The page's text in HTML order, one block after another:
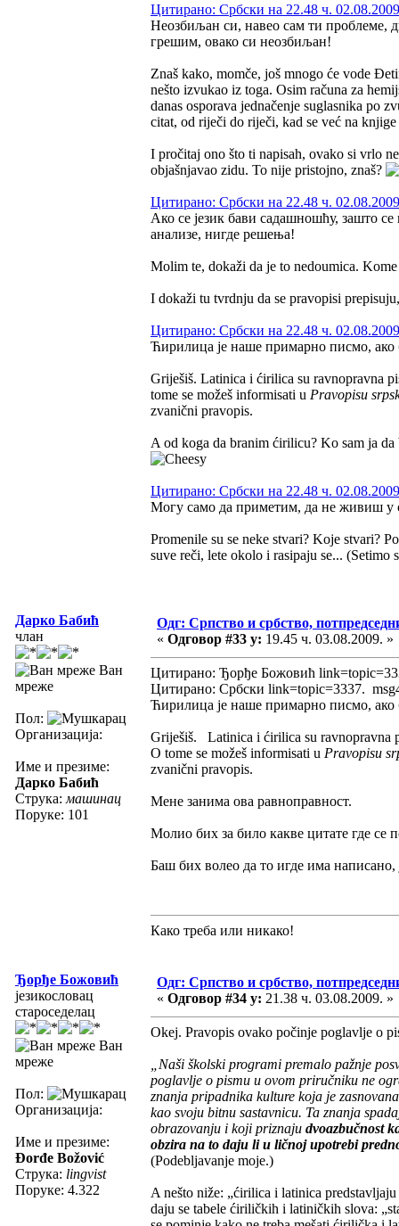
Цитирано: Србски на 22.48 ч.
Неозбиљан си, навео сам ти проблеме,
грешим, овако си неозбиљан!
Znaš kako, momče, još mnogo će vode
nešto izvukao iz toga. Osim računa za
danas osporava jednačenje suglasnika po
citat, od riječi do riječi, kad se već na
I pročitaj ono što ti napisah, ovako si vrlo
objašnjavao zidu. To nije pristojno, znaš?
Цитирано: Србски на 22.48 ч.
Ако се језик бави садашношћу, зашто
анализе, нигде решења!
Molim te, dokaži da je to nedoumica.
I dokaži tu tvrdnju da se pravopisi
Цитирано: Србски на 22.48 ч.
Ћирилица је наше примарно писмо,
Griješiš. Latinica i ćirilica su ravnopravna
tome se možeš informisati u Pravopisu
zvanični pravopis.
A od koga da branim ćirilicu? Ko sam ja
Цитирано: Србски на 22.48 ч.
Могу само да приметим, да не живиш у
Promenile su se neke stvari? Koje stvari?
suve reči, lete okolo i rasipaju se...
Дарко Бабић
члан
Ван
мреже
Пол:
Организација:
Име и презиме:
Дарко Бабић
Струка: машинац
Поруке: 101
Одг: Српство и србство,
« Одговор #33 у: 19.45 ч. 03.08.2009. »
Цитирано: Ђорђе Божовић
Цитирано: Србски link=topic=3337.
Ћирилица је наше примарно писмо,
Griješiš. Latinica i ćirilica su ravnopravna
O tome se možeš informisati u Pravopisu
zvanični pravopis.
Мене занима ова равноправност.
Молио бих за било какве цитате где се
Баш бих волео да то игде има
Како треба или никако!
Ђорђе Божовић
језикословац
староседелац
Ван
мреже
Пол:
Организација:
Име и презиме:
Đorđe Božović
Струка: lingvist
Поруке: 4.322
Одг: Српство и србство,
« Одговор #34 у: 21.38 ч. 03.08.2009. »
Okej. Pravopis ovako počinje poglavlje o
„Naši školski programi premalo pažnje
poglavlje o pismu u ovom priručniku ne
znanja pripadnika kulture koja je
kao svoju bitnu sastavnicu. Ta znanja
obrazovanju i koji priznaju dvoazbučnost
obzira na to daju li u ličnoj upotrebi
(Podebljavanje moje.)
A nešto niže: „ćirilica i latinica
daju se tabele ćiriličkih i latiničkih slova: